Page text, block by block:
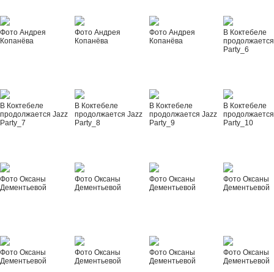
Фото Андрея
Копанёва
Фото Андрея
Копанёва
Фото Андрея
Копанёва
В Коктебеле
Party_6
В Коктебеле
продолжается Jazz
Party_7
В Коктебеле
продолжается Jazz
Party_8
В Коктебеле
продолжается Jazz
Party_9
В Коктебеле
Party_10
Фото Оксаны
Дементьевой
Фото Оксаны
Дементьевой
Фото Оксаны
Дементьевой
Фото Оксаны
Дементьевой
Фото Оксаны
Дементьевой
Фото Оксаны
Дементьевой
Фото Оксаны
Дементьевой
Фото Оксаны
Дементьевой